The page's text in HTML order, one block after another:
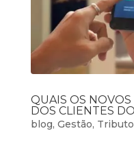
QUAIS OS
DOS CLIENTES
blog, Gestão,